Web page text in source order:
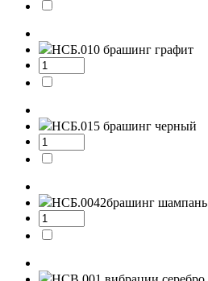
НСБ.010 брашинг графит
НСБ.015 брашинг черный
НСБ.0042брашинг шампань